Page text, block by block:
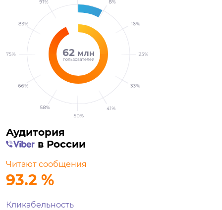
62 млн
пользователей
Аудитория
в России
Читают сообщения
93.2 %
Кликабельность